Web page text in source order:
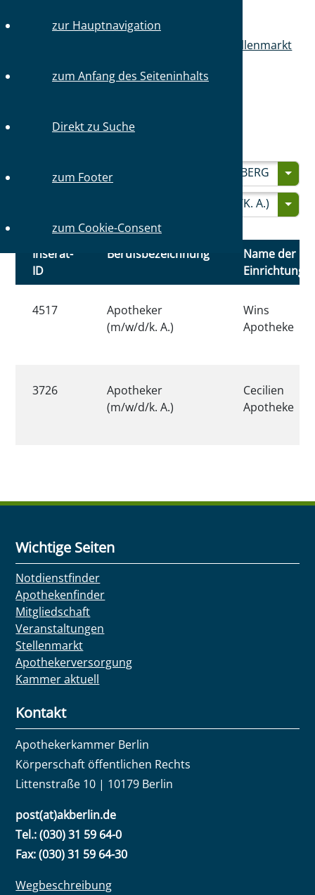
zur Hauptnavigation
zum Anfang des Seiteninhalts
Direkt zu Suche
zum Footer
zum Cookie-Consent
Stellenmarkt
STELLENANGEBOTE
PRENZLAUER BERG
BERUFSBEZEICHNUNG:
APOTHEKER (M/W/D/K. A.)
Inserat-
ID
Berufsbezeichnung
Name der
Einrichtung
4517
Apotheker
(m/w/d/k. A.)
Wins
Apotheke
3726
Apotheker
(m/w/d/k. A.)
Cecilien
Apotheke
Wichtige Seiten
Notdienstfinder
Apothekenfinder
Mitgliedschaft
Veranstaltungen
Stellenmarkt
Apothekerversorgung
Kammer aktuell
Kontakt
Apothekerkammer Berlin
Körperschaft öffentlichen Rechts
Littenstraße 10 | 10179 Berlin
post(at)akberlin.de
Tel.: (030) 31 59 64-0
Fax: (030) 31 59 64-30
Wegbeschreibung